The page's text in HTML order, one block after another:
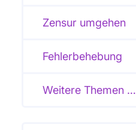
Zensur umgehen
Fehlerbehebung
Weitere Themen …